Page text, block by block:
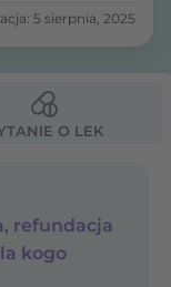
5 sierpnia, 2025
O LEK
refundacja
kogo